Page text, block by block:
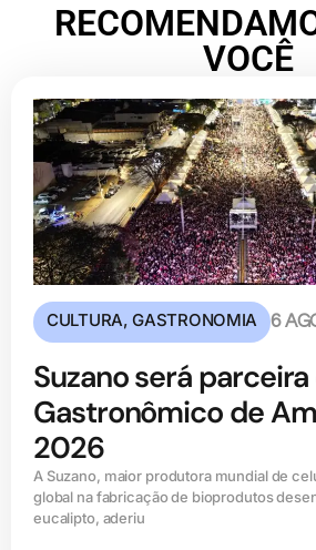
VOCÊ
CULTURA,GASTRONOMIA 6
Suzano será
Gastronômico de
2026
A Suzano, maior produtora mundial de
global na fabricação de bioprodutos
eucalipto, aderiu